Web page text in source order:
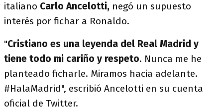
italiano Carlo Ancelotti, negó un supuesto
interés por fichar a Ronaldo.
"Cristiano es una leyenda del Real Madrid y
tiene todo mi cariño y respeto. Nunca me he
planteado ficharle. Miramos hacia adelante.
#HalaMadrid", escribió Ancelotti en su cuenta
oficial de Twitter.